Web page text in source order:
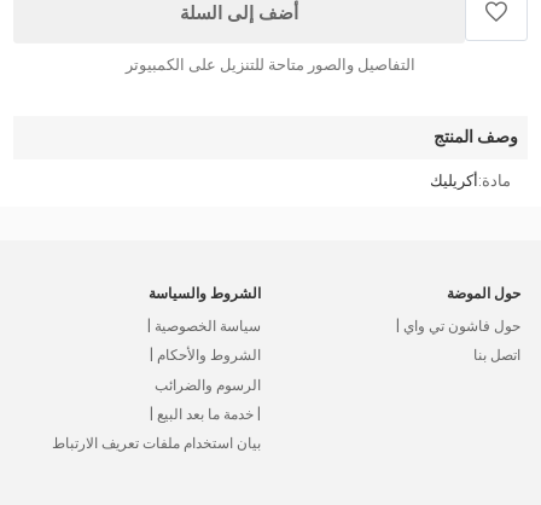
أضف إلى السلة
التفاصيل والصور متاحة للتنزيل على الكمبيوتر
وصف المنتج
مادة:أكريليك
حول الموضة
حول فاشون تي واي |
اتصل بنا
الشروط والسياسة
سياسة الخصوصية |
الشروط والأحكام |
الرسوم والضرائب
| خدمة ما بعد البيع |
بيان استخدام ملفات تعريف الارتباط